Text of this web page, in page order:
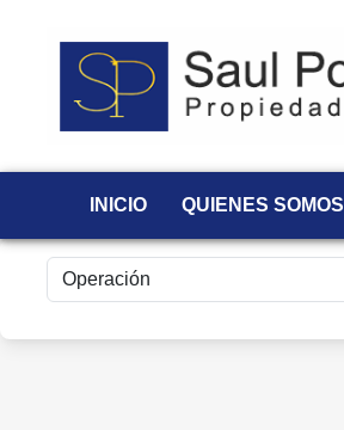
INICIO QUIENES SOMOS